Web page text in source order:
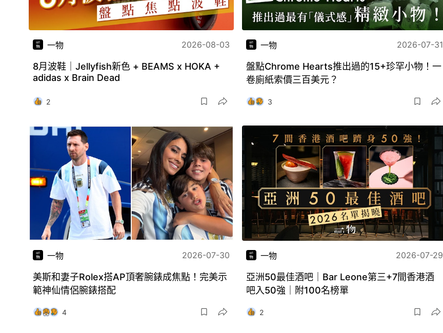
一物 2026-08-03
8月波鞋｜Jellyfish新色 + BEAMS x HOKA +
adidas x Brain Dead
2
一物 2026-07-31
盤點Chrome Hearts推出過的15+珍罕小物！一
卷廁紙索價三百美元？
3
一物 2026-07-30
美斯和妻子Rolex搭AP頂奢腕錶成焦點！完美示
範神仙情侶腕錶搭配
4
一物 2026-07-29
亞洲50最佳酒吧｜Bar Leone第三+7間香港酒
吧入50強｜附100名榜單
2